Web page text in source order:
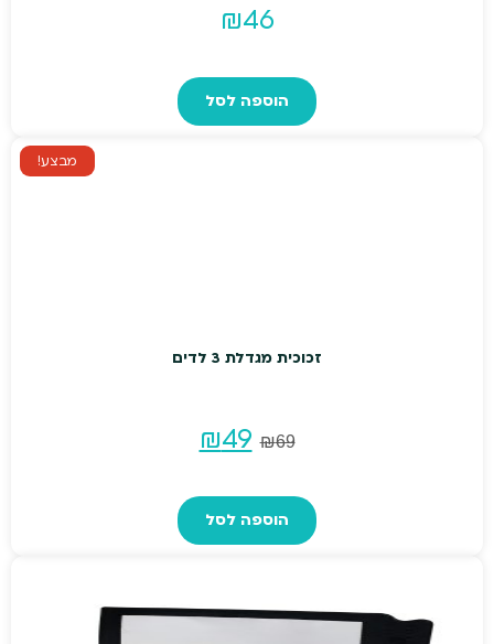
₪46
הוספה לסל
מבצע!
זכוכית מגדלת 3 לדים
₪69
המחיר
היה:
₪49
הוא:
הוספה לסל